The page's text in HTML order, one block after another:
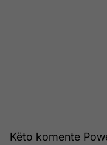
Këto komente